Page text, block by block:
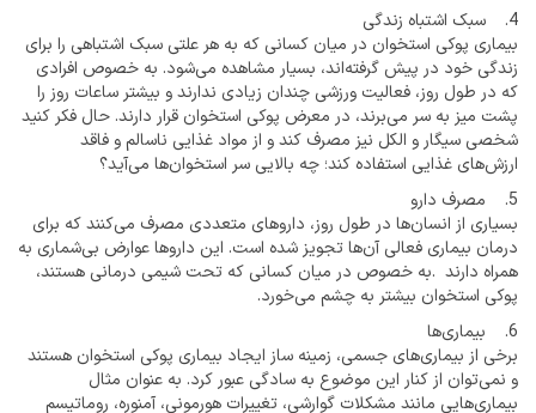
4. سبک اشتباه زندگی
بیماری پوکی استخوان در میان کسانی که به هر علتی سبک اشتباهی را برای
زندگی خود در پیش گرفته‌اند، بسیار مشاهده می‌شود. به خصوص افرادی
که در طول روز، فعالیت ورزشی چندان زیادی ندارند و بیشتر ساعات روز را
پشت میز به سر می‌برند، در معرض پوکی استخوان قرار دارند. حال فکر کنید
شخصی سیگار و الکل نیز مصرف کند و از مواد غذایی ناسالم و فاقد
ارزش‌های غذایی استفاده کند؛ چه بالایی سر استخوان‌ها می‌آید؟
5. مصرف دارو
بسیاری از انسان‌ها در طول روز، داروهای متعددی مصرف می‌کنند که برای
درمان بیماری فعالی آن‌ها تجویز شده است. این داروها عوارض بی‌شماری به
همراه دارند .به خصوص در میان کسانی که تحت شیمی درمانی هستند،
پوکی استخوان بیشتر به چشم می‌خورد.
6. بیماری‌ها
برخی از بیماری‌های جسمی، زمینه ساز ایجاد بیماری پوکی استخوان هستند
و نمی‌توان از کنار این موضوع به سادگی عبور کرد. به عنوان مثال
بیماری‌هایی مانند مشکلات گوارشی، تغییرات هورمونی، آمنوره، روماتیسم